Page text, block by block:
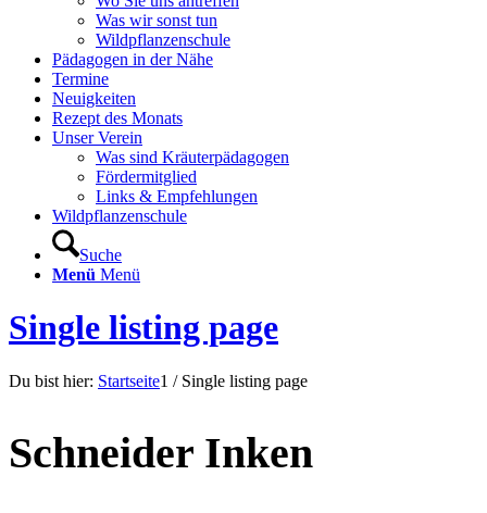
Was wir sonst tun
Wildpflanzenschule
Pädagogen in der Nähe
Termine
Neuigkeiten
Rezept des Monats
Unser Verein
Was sind Kräuterpädagogen
Fördermitglied
Links & Empfehlungen
Wildpflanzenschule
Suche
Menü Menü
Single listing page
Du bist hier: Startseite1 / Single listing page
Schneider Inken